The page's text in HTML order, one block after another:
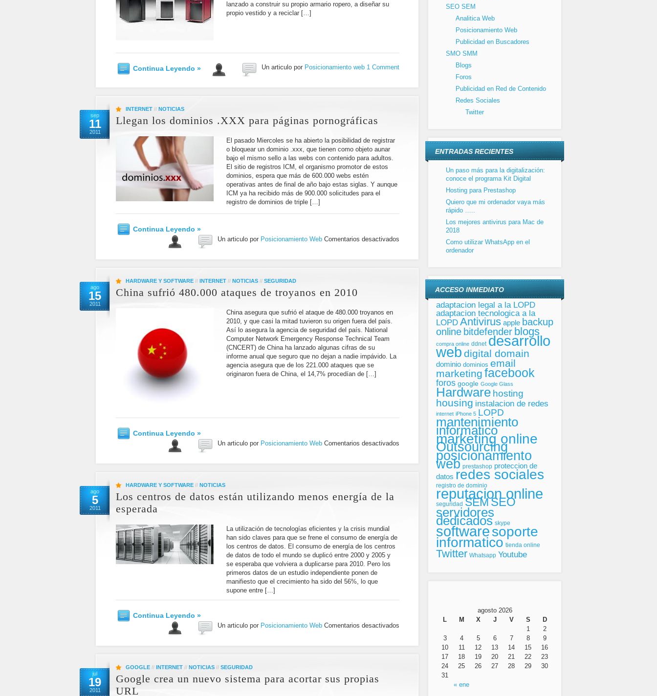
lanzado a construir su propio armario ropero, a diseñar su
propio vestido y a reciclar […]
Continua Leyendo » Un articulo por Posicionamiento web 1 Comment
sep
11
2011
INTERNET // NOTICIAS
Llegan los dominios .XXX para páginas pornográficas
El pasado Miercoles se ha abierto la posibilidad de registrar
o bloquear un dominio .xxx, que tienen como objeto aunar
bajo el mismo sello a las webs con contenido para adultos.
El sitio de registros ICM, el organismo promotor de estos
dominios, espera que más de 600.000 webs estén
operativas antes de final de año bajo estas siglas. Y aunque
ICM ya ha recibido más de 900.000 solicitudes para el
registro de dominios de triple […]
Continua Leyendo »
Un articulo por Posicionamiento Web Comentarios desactivados
ago
15
2011
HARDWARE Y SOFTWARE // INTERNET // NOTICIAS // SEGURIDAD
China sufrió 480.000 ataques de troyanos en 2010
China asegura que sufrió el ataque de 480.000 troyanos en
2010, y que casi la mitad tuvieron su origen fuera del país.
Así lo asegura la agencia de seguridad del país. National
Computer Network Emergency Response Technical Team
(CNCERT) de China ha lanzado algunas cifras de su
informe anual que seguro que no dejan a nadie impávido. La
agencia asegura que de los 221.000 ataques que se
originaron fuera de China, el 14,7% procedían de […]
Continua Leyendo »
Un articulo por Posicionamiento Web Comentarios desactivados
ago
5
2011
HARDWARE Y SOFTWARE // NOTICIAS
Los centros de datos están utilizando menos energía de la
esperada
La utilización de tecnologías eficientes y la crisis mundial
han sido claves para que se frene el consumo de energía de
los centros de datos. El consumo de energía de los centros
de datos de todo el mundo se duplicó entre 2000 y 2005 y
se esperaba que volviera a duplicarse para 2010. Pero los
primeros datos de un estudio independiente ponen de
manifiesto que el crecimiento ha sido del 56%, lo que
supone entre […]
Continua Leyendo »
Un articulo por Posicionamiento Web Comentarios desactivados
jul
19
2011
GOOGLE // INTERNET // NOTICIAS // SEGURIDAD
Google crea un nuevo sistema para acortar sus propias
URL
SEO SEM
Analitica Web
Posicionamiento Web
Publicidad en Buscadores
SMO SMM
Blogs
Foros
Publicidad en Red de Contenido
Redes Sociales
Twitter
ENTRADAS RECIENTES
Un paso más para la digitalización:
conoce el programa Kit Digital
Hosting para Prestashop
Quiero que mi ordenador vaya más
rápido …..
Los mejores antivirus para Mac de
2018
Como utilizar WhatsApp en el
ordenador
ACCESO INMEDIATO
adaptacion legal a la LOPD
adaptacion tecnologica a la
LOPD Antivirus apple backup
online bitdefender blogs
compra online ddnet desarrollo
web digital domain
dominio dominios email
marketing facebook
foros google Google Glass
Hardware hosting
housing instalacion de redes
internet iPhone 5 LOPD
mantenimiento
informatico
marketing online
Outsourcing
posicionamiento
web prestashop proteccion de
datos redes sociales
registro de dominio
reputacion online
seguridad SEMSEO
servidores
dedicados skype
softwaresoporte
informatico tienda online
Twitter Whatsapp Youtube
agosto 2026
L
M X J V S D
« ene
1
2
3
4 5 6 7 8
9
10
11 12 13 14 15
16
17
18 19 20 21 22
23
24
25 26 27 28 29
30
31